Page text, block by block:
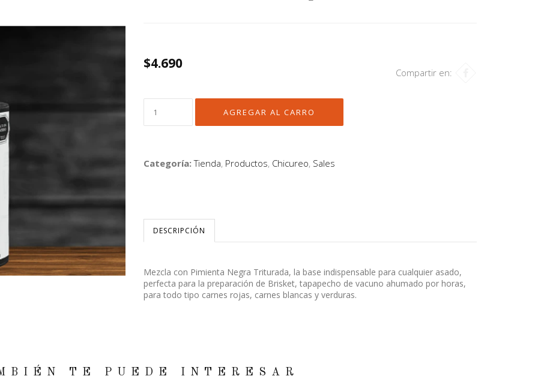
$4.690
Compartir en:
Categoría:Tienda, Productos, Chicureo, Sales
DESCRIPCIÓN
Mezcla con Pimienta Negra Triturada, la base indispensable para cualquier asado,
perfecta para la preparación de Brisket, tapapecho de vacuno ahumado por horas,
para todo tipo carnes rojas, carnes blancas y verduras.
TE PUEDE INTERESAR